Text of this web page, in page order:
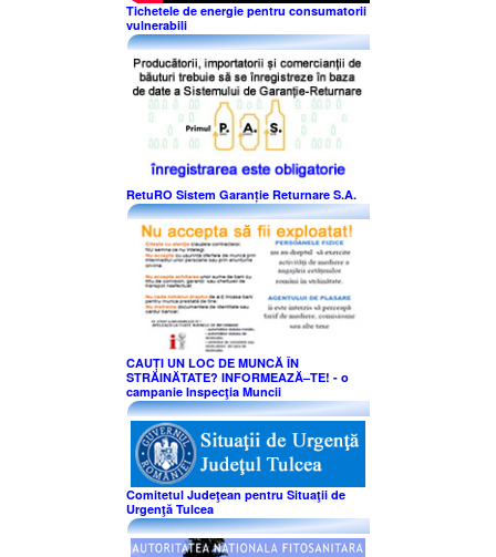
Tichetele de energie pentru consumatorii
vulnerabili
RetuRO Sistem Garanție Returnare S.A.
CAUȚI UN LOC DE MUNCĂ ÎN
STRĂINĂTATE? INFORMEAZĂ–TE! - o
campanie Inspecţia Muncii
Comitetul Judeţean pentru Situaţii de
Urgenţă Tulcea